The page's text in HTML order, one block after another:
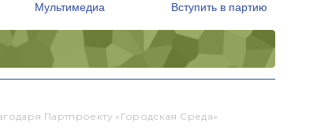
Мультимедиа Вступить в партию
Партпроекту «Городская Среда»